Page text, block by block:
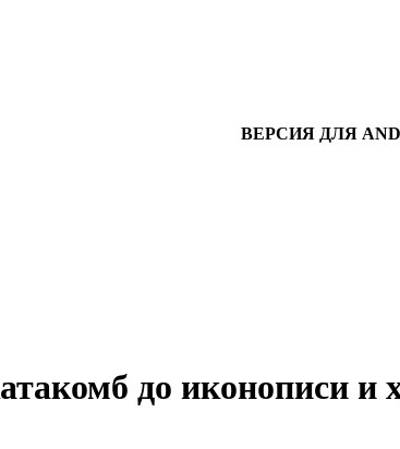
ВЕРСИЯ ДЛЯ
до иконописи и